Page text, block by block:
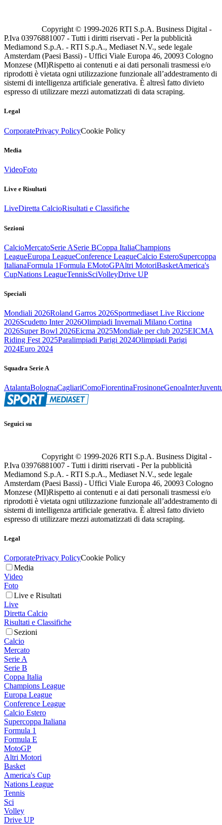
Copyright © 1999-2026 RTI S.p.A. Business Digital -
P.Iva 03976881007 - Tutti i diritti riservati - Per la pubblicità
Mediamond S.p.A. - RTI S.p.A., Mediaset N.V., sede legale
Amsterdam (Paesi Bassi) - Uffici Viale Europa 46, 20093 Cologno
Monzese (MI)Rispetto ai contenuti e ai dati personali trasmessi e/o
riprodotti è vietata ogni utilizzazione funzionale all’addestramento di
sistemi di intelligenza artificiale generativa. È altresì fatto divieto
espresso di utilizzare mezzi automatizzati di data scraping.
Legal
CorporatePrivacy PolicyCookie Policy
Media
VideoFoto
Live e Risultati
LiveDiretta CalcioRisultati e Classifiche
Sezioni
CalcioMercatoSerie ASerie BCoppa ItaliaChampions
LeagueEuropa LeagueConference LeagueCalcio EsteroSupercoppa
ItalianaFormula 1Formula EMotoGPAltri MotoriBasketAmerica's
CupNations LeagueTennisSciVolleyDrive UP
Speciali
Mondiali 2026Roland Garros 2026Sportmediaset Live Riccione
2026Scudetto Inter 2026Olimpiadi Invernali Milano Cortina
2026Super Bowl 2026Eicma 2025Mondiale per club 2025EICMA
Riding Fest 2025Paralimpiadi Parigi 2024Olimpiadi Parigi
2024Euro 2024
Squadra Serie A
AtalantaBolognaCagliariComoFiorentinaFrosinoneGenoaInter
Seguici su
Copyright © 1999-2026 RTI S.p.A. Business Digital -
P.Iva 03976881007 - Tutti i diritti riservati - Per la pubblicità
Mediamond S.p.A. - RTI S.p.A., Mediaset N.V., sede legale
Amsterdam (Paesi Bassi) - Uffici Viale Europa 46, 20093 Cologno
Monzese (MI)Rispetto ai contenuti e ai dati personali trasmessi e/o
riprodotti è vietata ogni utilizzazione funzionale all’addestramento di
sistemi di intelligenza artificiale generativa. È altresì fatto divieto
espresso di utilizzare mezzi automatizzati di data scraping.
Legal
CorporatePrivacy PolicyCookie Policy
Media
Video
Foto
Live e Risultati
Live
Diretta Calcio
Risultati e Classifiche
Sezioni
Calcio
Mercato
Serie A
Serie B
Coppa Italia
Champions League
Europa League
Conference League
Calcio Estero
Supercoppa Italiana
Formula 1
Formula E
MotoGP
Altri Motori
Basket
America's Cup
Nations League
Tennis
Sci
Volley
Drive UP